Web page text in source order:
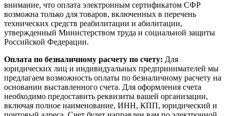
внимание, что оплата электронным сертификатом СФР
возможна только для товаров, включенных в перечень
технических средств реабилитации и абилитации,
утвержденный Министерством труда и социальной защиты
Российской Федерации.
Оплата по безналичному расчету по счету: Для
юридических лиц и индивидуальных предпринимателей мы
предлагаем возможность оплаты по безналичному расчету на
основании выставленного счета. Для оформления счета
необходимо предоставить реквизиты вашей организации,
включая полное наименование, ИНН, КПП, юридический и